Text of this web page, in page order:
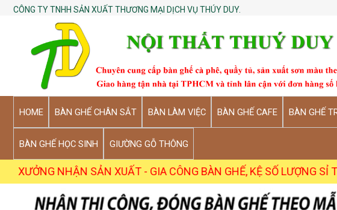
CÔNG TY TNHH SẢN XUẤT THƯƠNG MẠI DỊCH VỤ THÚY DUY.
HOME BÀN GHẾ CHÂN SẮT BÀN LÀM VIỆC BÀN GHẾ CAFE BÀN GHẾ
BÀN GHẾ HỌC SINH GIƯỜNG GỖ THÔNG
NHẬN SẢN XUẤT - GIA CÔNG BÀN GHẾ, KỆ SỐ LƯỢNG SỈ TỪ 5 CÁI